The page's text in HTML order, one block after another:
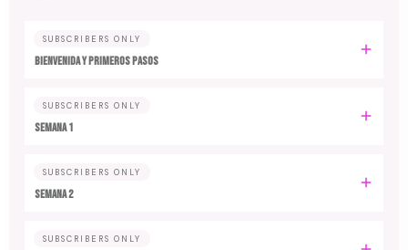
SUBSCRIBERS ONLY
Bienvenida y primeros pasos
SUBSCRIBERS ONLY
Semana 1
SUBSCRIBERS ONLY
Semana 2
SUBSCRIBERS ONLY